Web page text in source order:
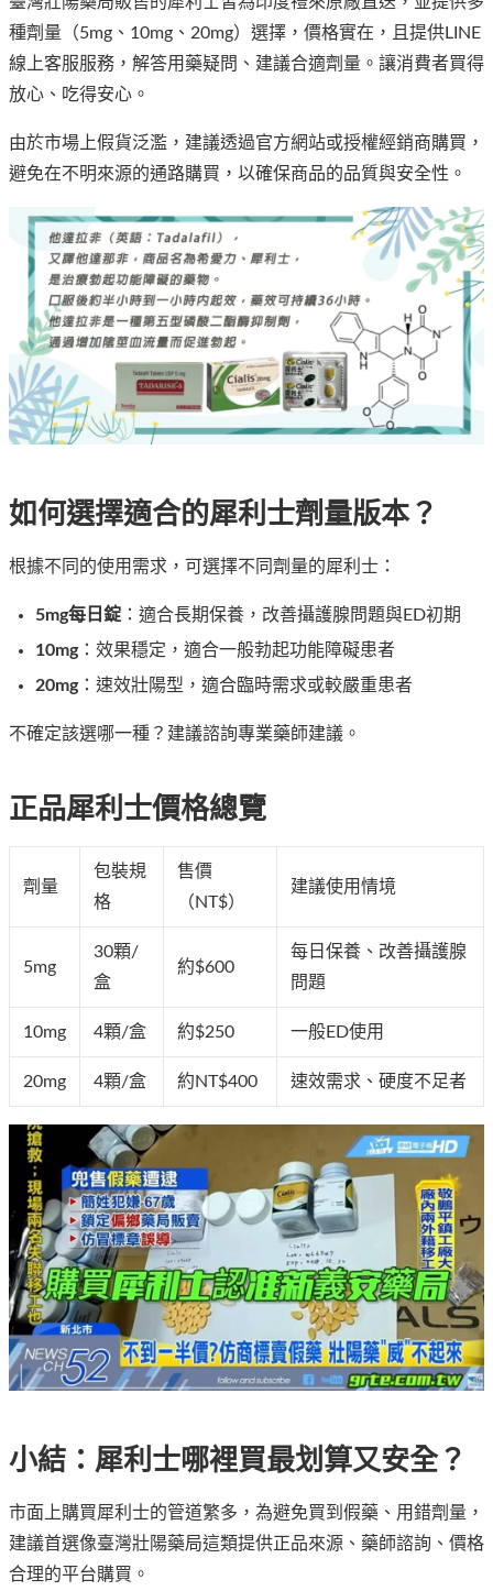
種劑量（5mg、10mg、20mg）選擇，價格實在，且提供LINE
線上客服服務，解答用藥疑問、建議合適劑量。讓消費者買得
放心、吃得安心。
由於市場上假貨泛濫，建議透過官方網站或授權經銷商購買，
避免在不明來源的通路購買，以確保商品的品質與安全性。
如何選擇適合的犀利士劑量版本？
根據不同的使用需求，可選擇不同劑量的犀利士：
5mg每日錠 ：適合長期保養，改善攝護腺問題與ED初期
10mg：效果穩定，適合一般勃起功能障礙患者
20mg：速效壯陽型，適合臨時需求或較嚴重患者
不確定該選哪一種？建議諮詢專業藥師建議。
正品犀利士價格總覽
劑量
包裝規
格
售價
（NT$）
建議使用情境
5mg
30顆/
盒
約$600
每日保養、改善攝護腺
問題
10mg 4顆/盒 約$250 一般ED使用
20mg 4顆/盒 約NT$400 速效需求、硬度不足者
小結：犀利士哪裡買最划算又安全？
市面上購買犀利士的管道繁多，為避免買到假藥、用錯劑量，
建議首選像臺灣壯陽藥局這類提供正品來源、藥師諮詢、價格
合理的平台購買。